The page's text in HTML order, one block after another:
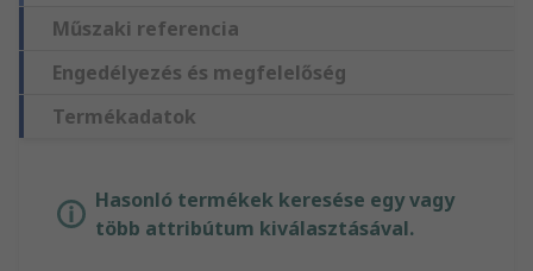
Műszaki referencia
Engedélyezés és megfelelőség
Termékadatok
Hasonló termékek keresése egy vagy
több attribútum kiválasztásával.